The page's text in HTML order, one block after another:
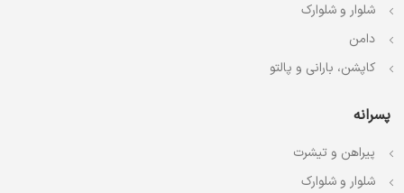
شلوار و شلوارک
دامن
کاپشن، بارانی و پالتو
پسرانه
پیراهن و تیشرت
شلوار و شلوارک